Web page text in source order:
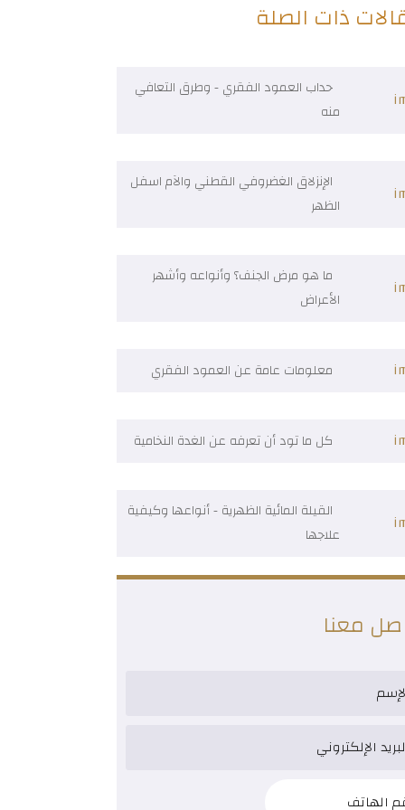
ذات الصلة
حداب العمود الفقري - وطرق التعافي
منه
الإنزلاق الغضروفي القطني والآم اسفل
الظهر
ما هو مرض الجنف؟ وأنواعه وأشهر
الأعراض
معلومات عامة عن العمود الفقري
كل ما تود أن تعرفه عن الغدة النخامية
القيلة المائية الظهرية - أنواعها وكيفية
علاجها
معنا